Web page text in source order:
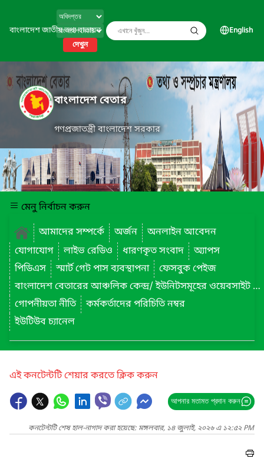
বাংলাদেশ জাতীয় তথ্য বাতায়ন
দেখুন
English
বাংলাদেশ বেতার
গণপ্রজাতন্ত্রী বাংলাদেশ সরকার
মেনু নির্বাচন করুন
আমাদের সম্পর্কে
অর্জন
অনলাইন আবেদন
যোগাযোগ
লাইভ রেডিও ধারণকৃত সংবাদ
অ্যাপস
পিডিএস
স্মার্ট গেট পাস ব্যবস্থাপনা
ফেসবুক পেইজ
বাংলাদেশ বেতারের আঞ্চলিক কেন্দ্র/ ইউনিটসমূহের ওয়েবসাইট লিংক
গোপনীয়তা নীতি
কর্মকর্তাদের পরিচিতি নম্বর
ইউটিউব চ্যানেল
এই কনটেন্টটি শেয়ার করতে ক্লিক করুন
আপনার মতামত প্রদান করুন
কনটেন্টটি শেষ হাল-নাগাদ করা হয়েছে: মঙ্গলবার, ১৪ জুলাই, ২০২৬ এ ১২:৫২ PM